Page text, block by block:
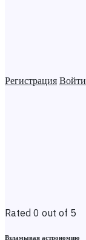
Регистрация Войти
Rated 0 out of 5
Взламывая астрономию